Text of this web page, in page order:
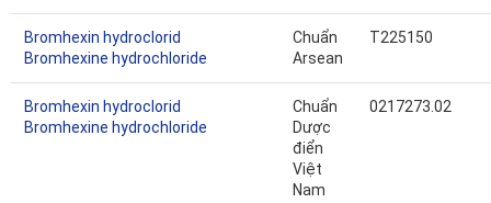
Bromhexin hydroclorid
Bromhexine hydrochloride
Chuẩn
Arsean
T225150
Bromhexin hydroclorid
Bromhexine hydrochloride
Chuẩn
Dược
điển
Việt
Nam
0217273.02